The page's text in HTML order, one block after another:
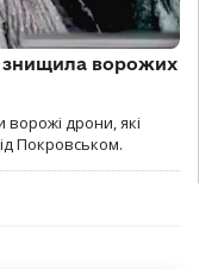
знищила ворожих
дрони, які
Покровськом.